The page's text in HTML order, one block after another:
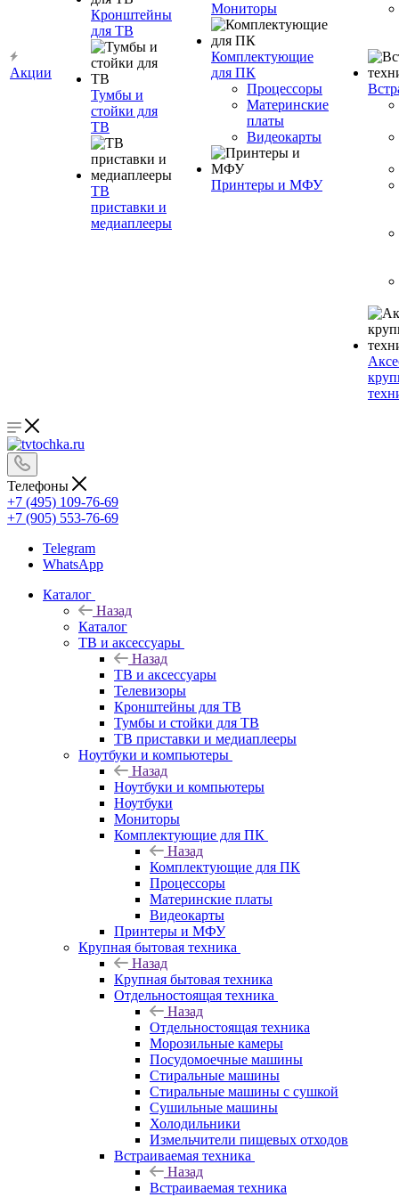
Акции
Кронштейны
для ТВ
Тумбы и
стойки для
ТВ
ТВ
приставки и
медиаплееры
Мониторы
Комплектующие
для ПК
Процессоры
Материнские
платы
Видеокарты
Принтеры и МФУ
Телефоны
+7 (495) 109-76-69
+7 (905) 553-76-69
Telegram
WhatsApp
Каталог
Назад
Каталог
ТВ и аксессуары
Назад
ТВ и аксессуары
Телевизоры
Кронштейны для ТВ
Тумбы и стойки для ТВ
ТВ приставки и медиаплееры
Ноутбуки и компьютеры
Назад
Ноутбуки и компьютеры
Ноутбуки
Мониторы
Комплектующие для ПК
Назад
Комплектующие для ПК
Процессоры
Материнские платы
Видеокарты
Принтеры и МФУ
Крупная бытовая техника
Назад
Крупная бытовая техника
Отдельностоящая техника
Назад
Отдельностоящая техника
Морозильные камеры
Посудомоечные машины
Стиральные машины
Стиральные машины с сушкой
Сушильные машины
Холодильники
Измельчители пищевых отходов
Встраиваемая техника
Назад
Встраиваемая техника